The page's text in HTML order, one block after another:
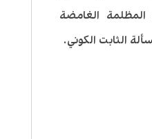
الغامضة
الثابت الكوني.